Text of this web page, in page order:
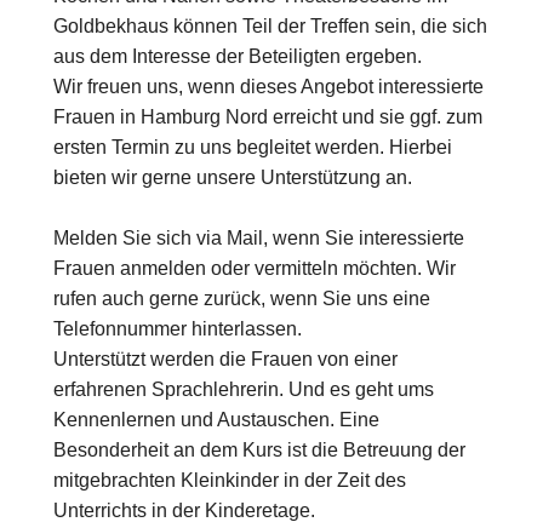
Goldbekhaus können Teil der Treffen sein, die sich
aus dem Interesse der Beteiligten ergeben.
Wir freuen uns, wenn dieses Angebot interessierte
Frauen in Hamburg Nord erreicht und sie ggf. zum
ersten Termin zu uns begleitet werden. Hierbei
bieten wir gerne unsere Unterstützung an.
Melden Sie sich via Mail, wenn Sie interessierte
Frauen anmelden oder vermitteln möchten. Wir
rufen auch gerne zurück, wenn Sie uns eine
Telefonnummer hinterlassen.
Unterstützt werden die Frauen von einer
erfahrenen Sprachlehrerin. Und es geht ums
Kennenlernen und Austauschen. Eine
Besonderheit an dem Kurs ist die Betreuung der
mitgebrachten Kleinkinder in der Zeit des
Unterrichts in der Kinderetage.